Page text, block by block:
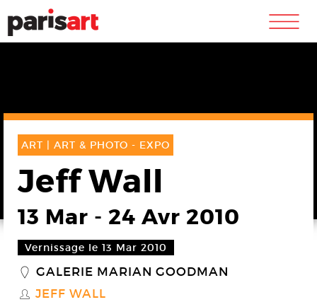
m
ART | ART & PHOTO - EXPO
Jeff Wall
13 Mar - 24 Avr 2010
Vernissage le 13 Mar 2010
_ GALERIE MARIAN GOODMAN
S JEFF WALL